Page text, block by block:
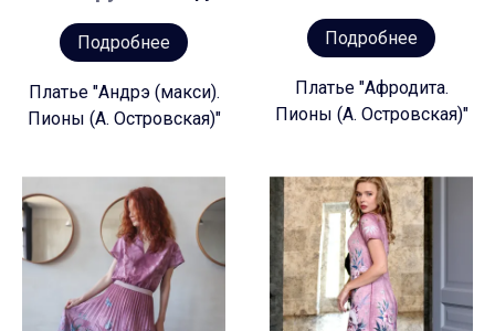
Подробнее
Платье "Андрэ (макси).
Пионы (А. Островская)"
Подробнее
Платье "Афродита.
Пионы (А. Островская)"